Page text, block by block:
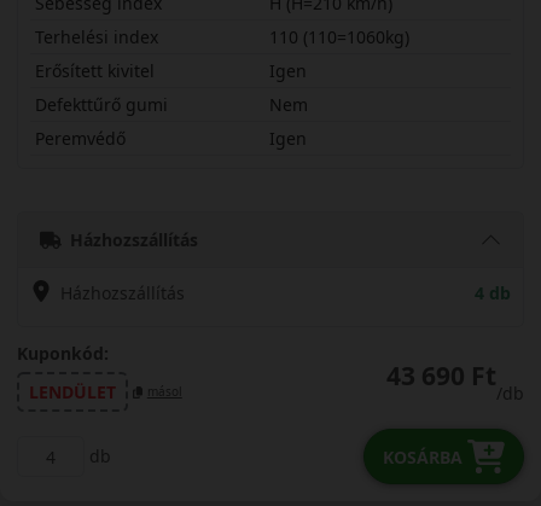
Terhelési index
110 (110=1060kg)
Erősített kivitel
Igen
Defekttűrő gumi
Nem
Peremvédő
Igen
Házhozszállítás
Házhozszállítás 4 db
Kuponkód:
LENDÜLET
másol 43 690 Ft
/db
db KOSÁRBA